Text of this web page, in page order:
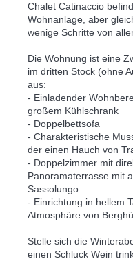
Chalet Catinaccio
Wohnanlage, aber
wenige Schritte von
Die Wohnung ist eine
im dritten Stock (ohne
aus:
- Einladender
großem Kühlschrank
- Doppelbettsofa
- Charakteristische
der einen Hauch von
- Doppelzimmer mit
Panoramaterrasse mit
Sassolungo
- Einrichtung in hellem
Atmosphäre von
Stelle sich die
einen Schluck Wein